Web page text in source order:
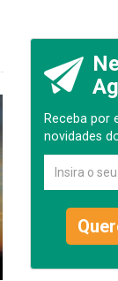
Receba por
novidades